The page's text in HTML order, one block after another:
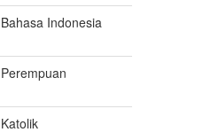
Bahasa Indonesia
Perempuan
Katolik